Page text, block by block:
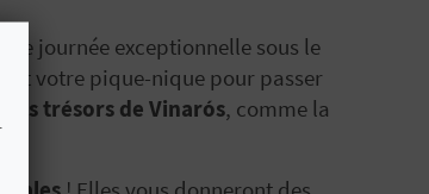
journée exceptionnelle sous le
et votre pique-nique pour passer
les trésors de Vinarós, comme la